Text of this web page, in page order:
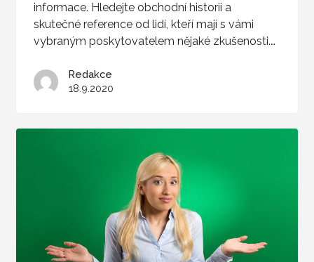
informace. Hledejte obchodní historii a
skutečné reference od lidí, kteří mají s vámi
vybraným poskytovatelem nějaké zkušenosti.…
Redakce
18.9.2020